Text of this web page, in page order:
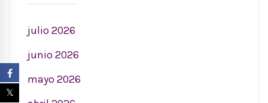
julio 2026
junio 2026
mayo 2026